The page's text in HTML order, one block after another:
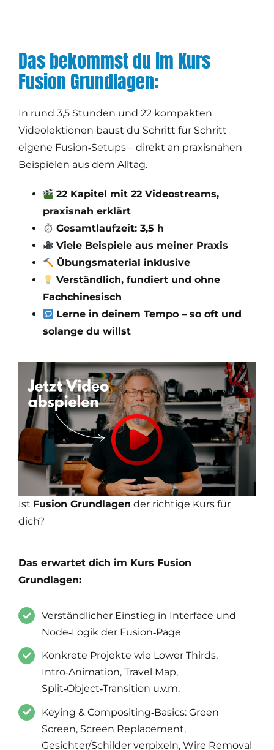
Das bekommst du im Kurs
Fusion Grundlagen:
In rund 3,5 Stunden und 22 kompakten
Videolektionen baust du Schritt für Schritt
eigene Fusion‑Setups – direkt an praxisnahen
Beispielen aus dem Alltag.
22 Kapitel mit 22 Videostreams,
praxisnah erklärt
Gesamtlaufzeit: 3,5 h
Viele Beispiele aus meiner Praxis
Übungsmaterial inklusive
Verständlich, fundiert und ohne
Fachchinesisch
Lerne in deinem Tempo – so oft und
solange du willst
Ist Fusion Grundlagen der richtige Kurs für
dich?
Das erwartet dich im Kurs Fusion
Grundlagen:
Verständlicher Einstieg in Interface und
Node‑Logik der Fusion‑Page
Konkrete Projekte wie Lower Thirds,
Intro‑Animation, Travel Map,
Split‑Object‑Transition u.v.m.
Keying & Compositing‑Basics: Green
Screen, Screen Replacement,
Gesichter/Schilder verpixeln, Wire Removal